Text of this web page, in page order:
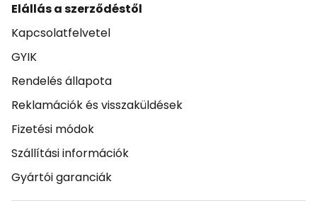
Elállás a szerződéstől
Kapcsolatfelvetel
GYIK
Rendelés állapota
Reklamációk és visszaküldések
Fizetési módok
Szállítási információk
Gyártói garanciák